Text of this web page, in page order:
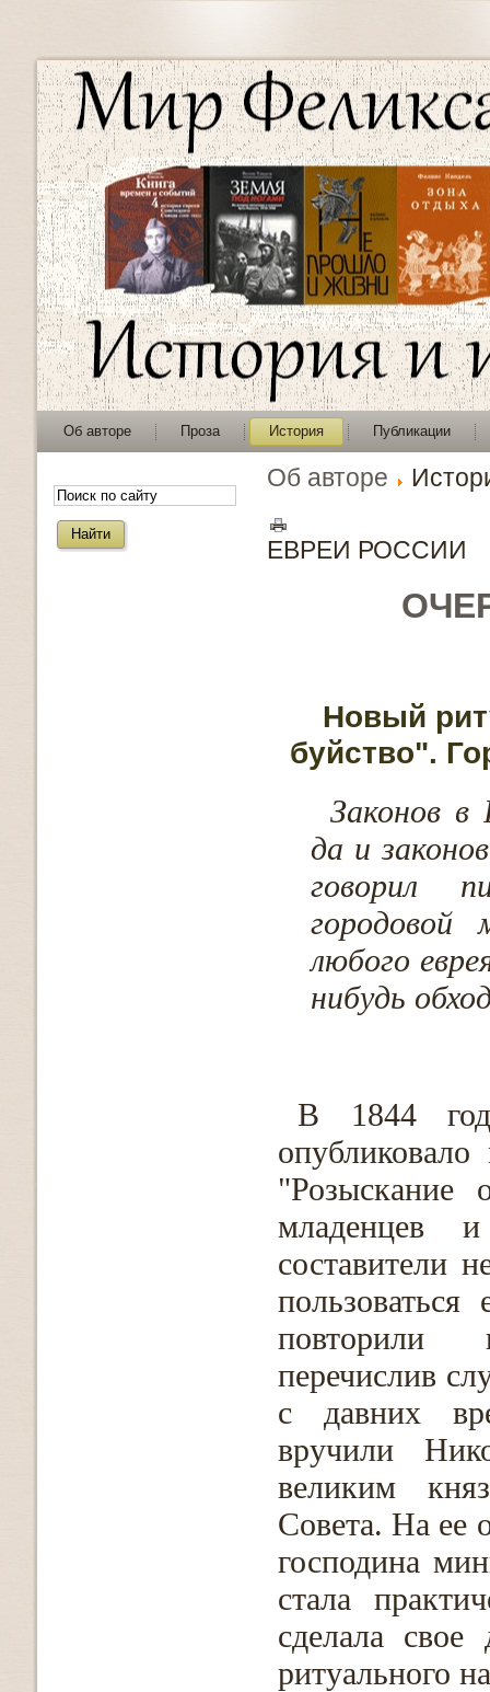
Об авторе Проза История Публикации
Об авторе
ЕВРЕИ РОССИИ
Новый
буйство".
Законов в
да и
говорил
любого
нибудь
В 1844
"Розыскание
младенцев
составители
повторили
перечислив
с давних
вручили
великим
Совета. На ее
господина
стала
сделала
ритуального